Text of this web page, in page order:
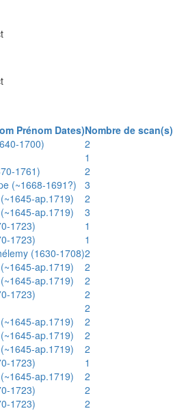
Prénom Dates)Nombre de scan(s)
1700)
2
1
1761)
2
(~1668-1691?)
3
ap.1719)
2
ap.1719)
3
1723)
1
1723)
1
(1630-1708)2
ap.1719)
2
ap.1719)
2
1723)
2
2
ap.1719)
2
ap.1719)
2
ap.1719)
2
1723)
1
ap.1719)
2
1723)
2
1723)
2